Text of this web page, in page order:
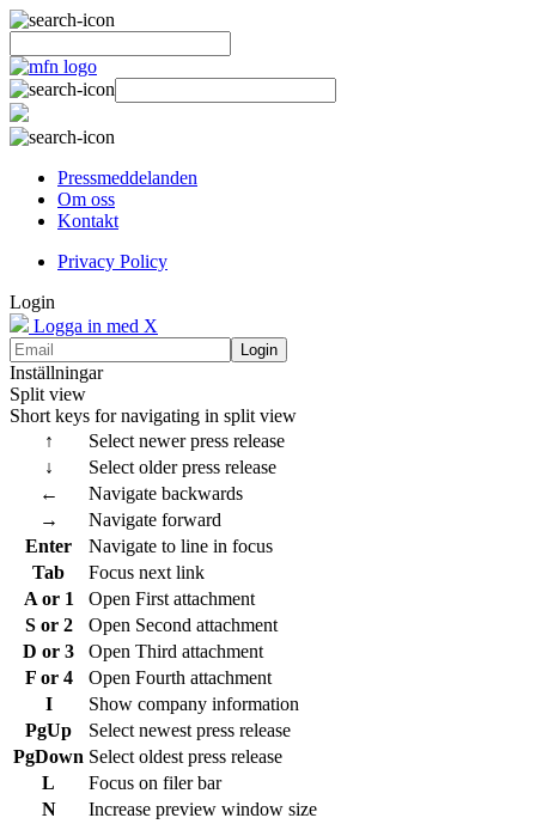
Pressmeddelanden
Om oss
Kontakt
Privacy Policy
Login
Logga in med X
Login
Inställningar
Split view
Short keys for navigating in split view
↑
Select newer press release
↓
Select older press release
←
Navigate backwards
→
Navigate forward
Enter
Navigate to line in focus
Tab
Focus next link
A or 1
Open First attachment
S or 2
Open Second attachment
D or 3
Open Third attachment
F or 4
Open Fourth attachment
I
Show company information
PgUp
Select newest press release
PgDown Select oldest press release
L
Focus on filer bar
N
Increase preview window size